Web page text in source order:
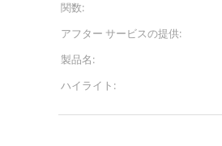
関数:
アフター サービスの提供:
製品名:
ハイライト: